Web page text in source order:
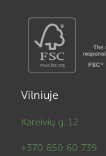
Vilniuje
Kareivių g. 12
+370 650 60 739